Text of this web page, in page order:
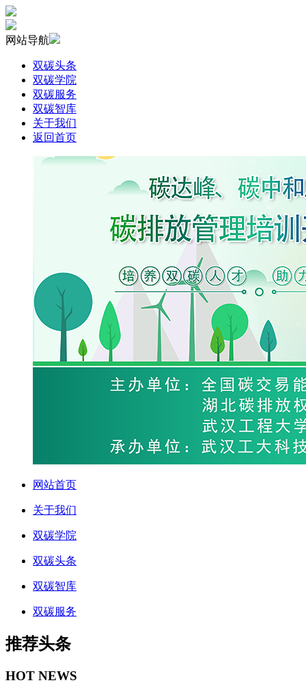
网站导航
双碳头条
双碳学院
双碳服务
双碳智库
关于我们
返回首页
网站首页
关于我们
双碳学院
双碳头条
双碳智库
双碳服务
推荐头条
HOT NEWS